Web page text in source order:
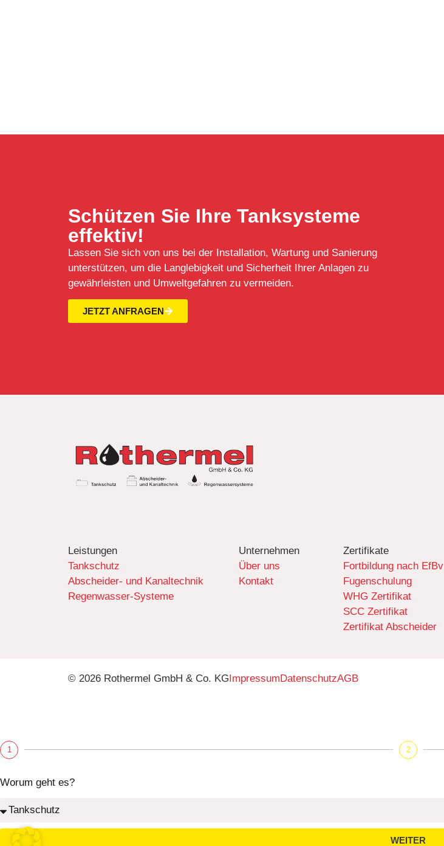
Schützen Sie Ihre Tanksysteme
effektiv!
Lassen Sie sich von uns bei der Installation, Wartung und Sanierung
unterstützen, um die Langlebigkeit und Sicherheit Ihrer Anlagen zu
gewährleisten und Umweltgefahren zu vermeiden.
JETZT ANFRAGEN
Leistungen
Tankschutz
Abscheider- und Kanaltechnik
Regenwasser-Systeme
Unternehmen
Über uns
Kontakt
Zertifikate
Fortbildung nach EfBv
Fugenschulung
WHG Zertifikat
SCC Zertifikat
Zertifikat Abscheider
© 2026 Rothermel GmbH & Co. KGImpressumDatenschutzAGB
1 2
Worum geht es?
WEITER